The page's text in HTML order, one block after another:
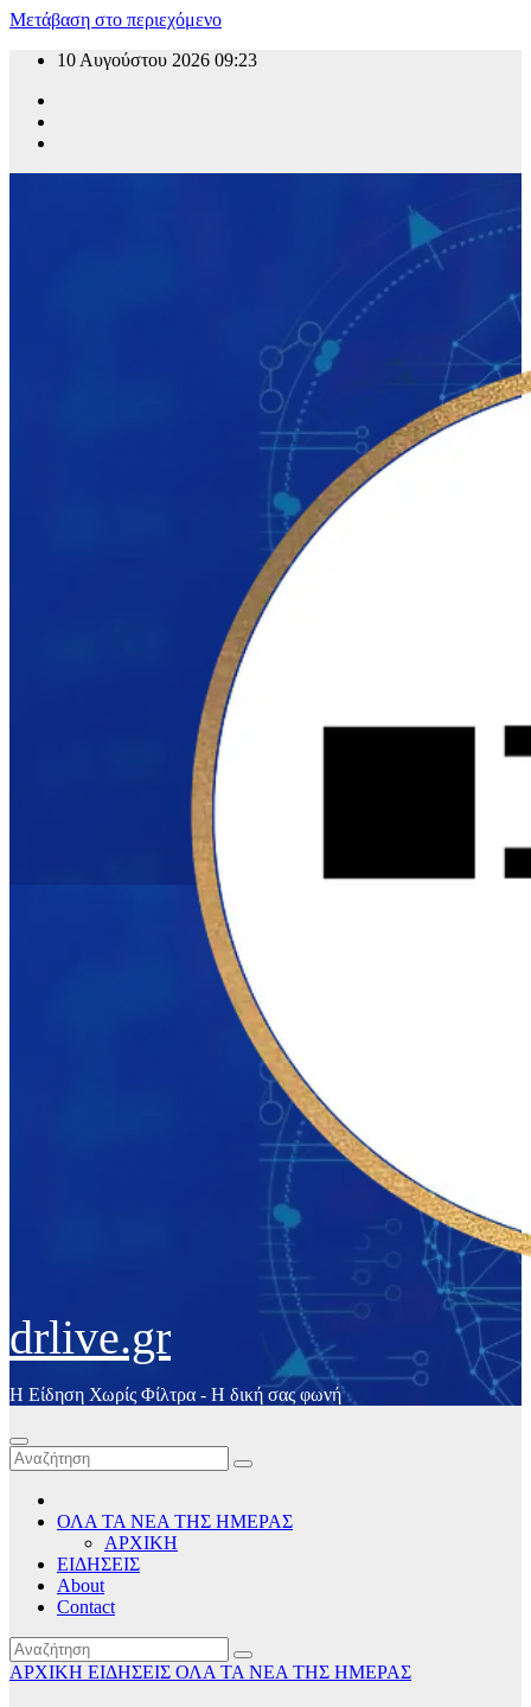
Μετάβαση στο περιεχόμενο
10 Αυγούστου 2026 09:23
drlive.gr
Η Είδηση Χωρίς Φίλτρα - H δική σας φωνή
ΟΛΑ ΤΑ ΝΕΑ ΤΗΣ ΗΜΕΡΑΣ
ΑΡΧΙΚΗ
ΕΙΔΗΣΕΙΣ
About
Contact
ΑΡΧΙΚΗ ΕΙΔΗΣΕΙΣ ΟΛΑ ΤΑ ΝΕΑ ΤΗΣ ΗΜΕΡΑΣ